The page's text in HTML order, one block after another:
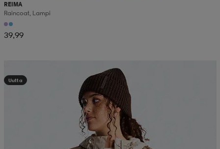
REIMA
Raincoat, Lampi
39,99
Uutta